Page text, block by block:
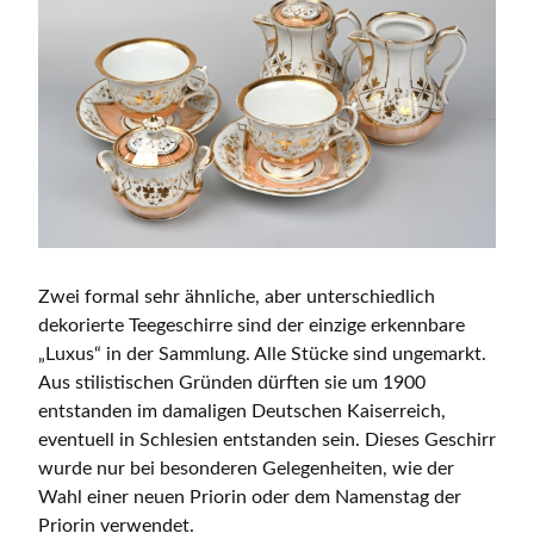
Zwei formal sehr ähnliche, aber unterschiedlich
dekorierte Teegeschirre sind der einzige erkennbare
„Luxus“ in der Sammlung. Alle Stücke sind ungemarkt.
Aus stilistischen Gründen dürften sie um 1900
entstanden im damaligen Deutschen Kaiserreich,
eventuell in Schlesien entstanden sein. Dieses Geschirr
wurde nur bei besonderen Gelegenheiten, wie der
Wahl einer neuen Priorin oder dem Namenstag der
Priorin verwendet.